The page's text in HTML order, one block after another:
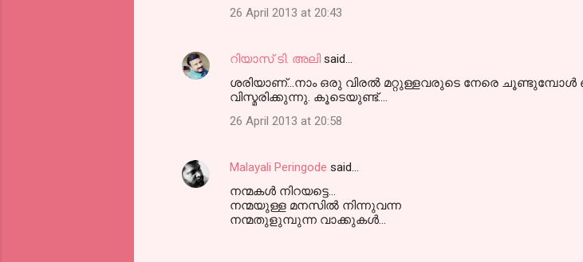
26 April 2013 at 20:43
റിയാസ് ടി. അലി said…
ശരിയാണ്...നാം ഒരു വിരല്‍ മറ്റുള്ളവരുടെ നേരെ ചൂണ്ടുമ്പോള്‍
വിസ്മരിക്കുന്നു. കൂടെയുണ്ട്....
26 April 2013 at 20:58
Malayali Peringode said…
നന്മകൾ നിറയട്ടെ...
നന്മയുള്ള മനസിൽ നിന്നുവന്ന
നന്മതുളുമ്പുന്ന വാക്കുകൾ...